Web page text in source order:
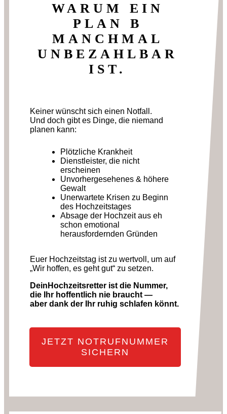
WARUM EIN
PLAN B
MANCHMAL
UNBEZAHLBAR
IST.
Keiner wünscht sich einen Notfall.
Und doch gibt es Dinge, die niemand
planen kann:
Plötzliche Krankheit
Dienstleister, die nicht
erscheinen
Unvorhergesehenes & höhere
Gewalt
Unerwartete Krisen zu Beginn
des Hochzeitstages
Absage der Hochzeit aus eh
schon emotional
herausfordernden Gründen
Euer Hochzeitstag ist zu wertvoll, um auf
„Wir hoffen, es geht gut“ zu setzen.
DeinHochzeitsretter ist die Nummer,
die Ihr hoffentlich nie braucht —
aber dank der Ihr ruhig schlafen könnt.
JETZT NOTRUFNUMMER
SICHERN